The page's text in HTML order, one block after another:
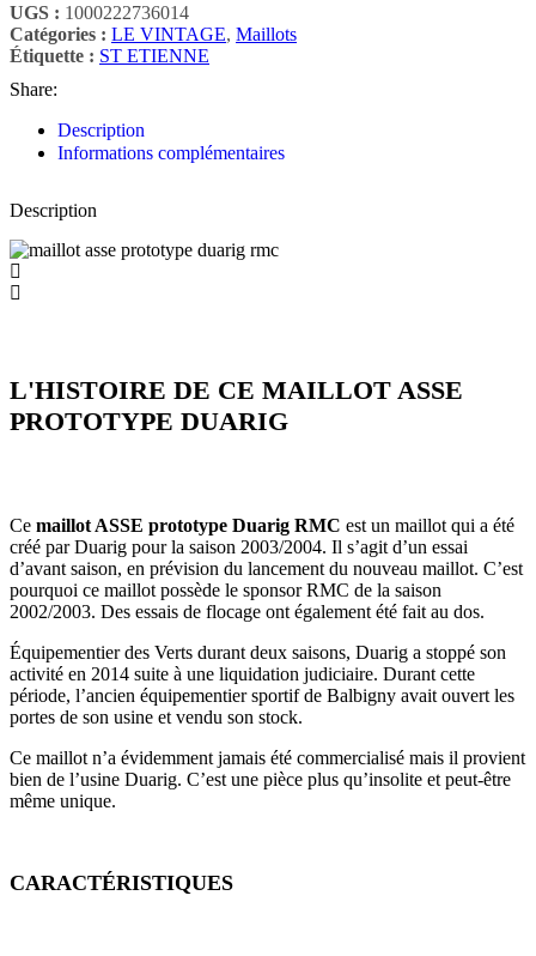
UGS : 1000222736014
Catégories : LE VINTAGE, Maillots
Étiquette : ST ETIENNE
Share:
Description
Informations complémentaires
Description
L'HISTOIRE DE CE MAILLOT ASSE
PROTOTYPE DUARIG
Ce maillot ASSE prototype Duarig RMC est un maillot qui a été
créé par Duarig pour la saison 2003/2004. Il s’agit d’un essai
d’avant saison, en prévision du lancement du nouveau maillot. C’est
pourquoi ce maillot possède le sponsor RMC de la saison
2002/2003. Des essais de flocage ont également été fait au dos.
Équipementier des Verts durant deux saisons, Duarig a stoppé son
activité en 2014 suite à une liquidation judiciaire. Durant cette
période, l’ancien équipementier sportif de Balbigny avait ouvert les
portes de son usine et vendu son stock.
Ce maillot n’a évidemment jamais été commercialisé mais il provient
bien de l’usine Duarig. C’est une pièce plus qu’insolite et peut-être
même unique.
CARACTÉRISTIQUES